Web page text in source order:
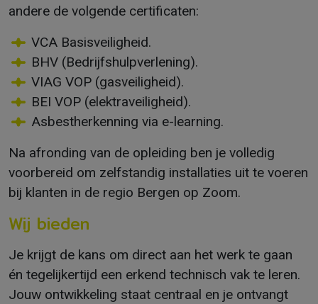
andere de volgende certificaten:
VCA Basisveiligheid.
BHV (Bedrijfshulpverlening).
VIAG VOP (gasveiligheid).
BEI VOP (elektraveiligheid).
Asbestherkenning via e-learning.
Na afronding van de opleiding ben je volledig
voorbereid om zelfstandig installaties uit te voeren
bij klanten in de regio Bergen op Zoom.
Wij bieden
Je krijgt de kans om direct aan het werk te gaan
én tegelijkertijd een erkend technisch vak te leren.
Jouw ontwikkeling staat centraal en je ontvangt